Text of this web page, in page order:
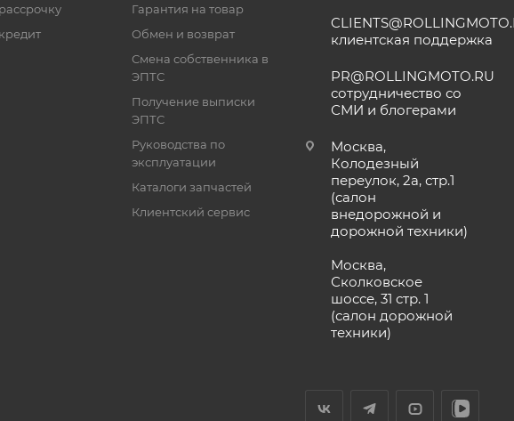
Гарантия на товар
Обмен и возврат
Смена собственника в
ЭПТС
Получение выписки
ЭПТС
Руководства по
эксплуатации
Каталоги запчастей
Клиентский сервис
клиентская поддержка
PR@ROLLINGMOTO.RU
сотрудничество со
СМИ и блогерами
Москва,
Колодезный
переулок, 2а, стр.1
(салон
внедорожной и
дорожной техники)
Москва,
Сколковское
шоссе, 31 стр. 1
(салон дорожной
техники)